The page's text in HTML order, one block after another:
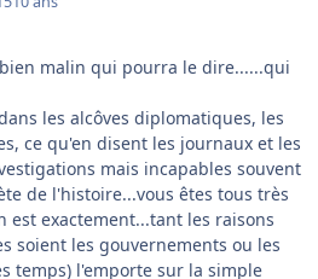
malin qui pourra le dire......qui
les alcôves diplomatiques, les
ce qu'en disent les journaux et les
mais incapables souvent
de l'histoire...vous êtes tous très
est exactement...tant les raisons
soient les gouvernements ou les
temps) l'emporte sur la simple